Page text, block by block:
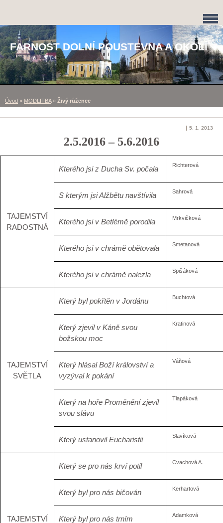
FARNOST DOLNÍ POUSTEVNA A OKOLÍ
Úvod » MODLITBA» Živý růženec
5. 1. 2013
2.5.2016 – 5.6.2016
TAJEMSTVÍ
RADOSTNÁ
Kterého jsi z Ducha Sv. počala Richterová
S kterým jsi Alžbětu navštívila Sahrová
Kterého jsi v Betlémě porodila Mrkvičková
Kterého jsi v chrámě obětovala Smetanová
Kterého jsi v chrámě nalezla Spišáková
TAJEMSTVÍ
SVĚTLA
Který byl pokřtěn v Jordánu Buchtová
Který zjevil v Káně svou
božskou moc
Kratinová
Který hlásal Boží království a
vyzýval k pokání
Váňová
Který na hoře Proměnění zjevil
svou slávu
Tlapáková
Který ustanovil Eucharistii Slavíková
TAJEMSTVÍ
Který se pro nás krví potil Cvachová A.
Který byl pro nás bičován Kerhartová
Který byl pro nás trním
Adamková